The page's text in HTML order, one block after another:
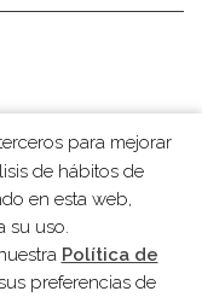
para mejorar
de hábitos de
en esta web,
su uso.
Política de
preferencias de